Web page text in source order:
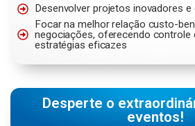
Desenvolver projetos inovadores e
Focar na melhor relação custo-
negociações, oferecendo controle
estratégias eficazes
Desperte o
eventos!